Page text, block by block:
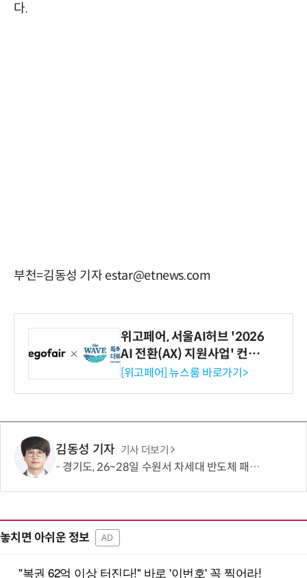
다.
부천=김동성 기자 estar@etnews.com
위고페어, 서울AI허브 '2026
AI 전환(AX) 지원사업' 컨소
시엄 선정
[위고페어] 뉴스룸 바로가기>
김동성 기자 기사 더보기
경기도, 26~28일 수원서 차세대 반도체 패키징 산업전
놓치면 아쉬운 정보 AD